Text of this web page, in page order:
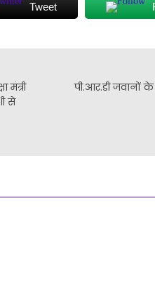
Tweet
मंत्री
से
पी.आर.डी जवानों